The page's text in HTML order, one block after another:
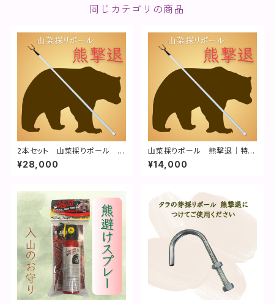
同じカテゴリの商品
2本セット 山菜採りポール 熊
撃退｜特許取得済
¥28,000
山菜採りポール 熊撃退｜特許
取得済
¥14,000